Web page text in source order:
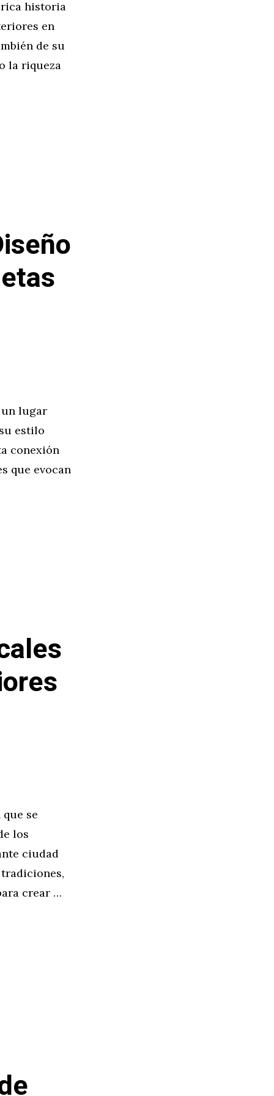
rica historia
en
de su
la riqueza
un lugar
estilo
conexión
que evocan
se
los
ciudad
crear …